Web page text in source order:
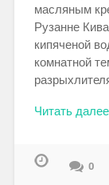
масляным
Рузанне
кипяченой
комнатной
Читать
0